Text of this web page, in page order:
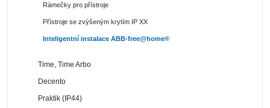
Rámečky pro přístroje
Přístroje se zvýšeným krytím IP XX
Inteligentní instalace ABB-free@home®
Time, Time Arbo
Decento
Praktik (IP44)